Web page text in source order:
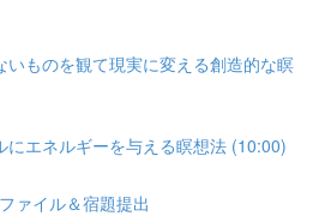
ものを観て現実に変える創造的な瞑
エネルギーを与える瞑想法 (10:00)
ァイル＆宿題提出